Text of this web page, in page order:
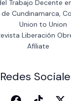
Trabajo Decente
de Cundinamarca,
Union to Union
Liberación
Afíliate
Redes